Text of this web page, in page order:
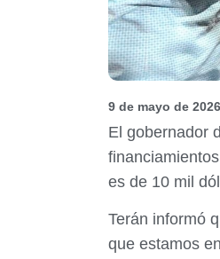
9 de mayo de 2026
El gobernador
es de 10 mil
Terán informó
que estamos